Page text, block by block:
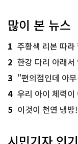
많이 본 뉴스
1 주황색 리본 따라 한
2 한강 다리 아래
3 "편의점인데 아무것
4 우리 아이 체력이
5 이것이 천연 냉